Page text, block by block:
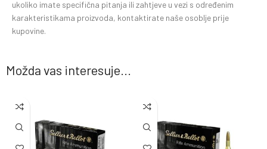
ukoliko imate specifična pitanja ili zahtjeve u vezi s određenim
karakteristikama proizvoda, kontaktirate naše osoblje prije
kupovine.
Možda vas interesuje...